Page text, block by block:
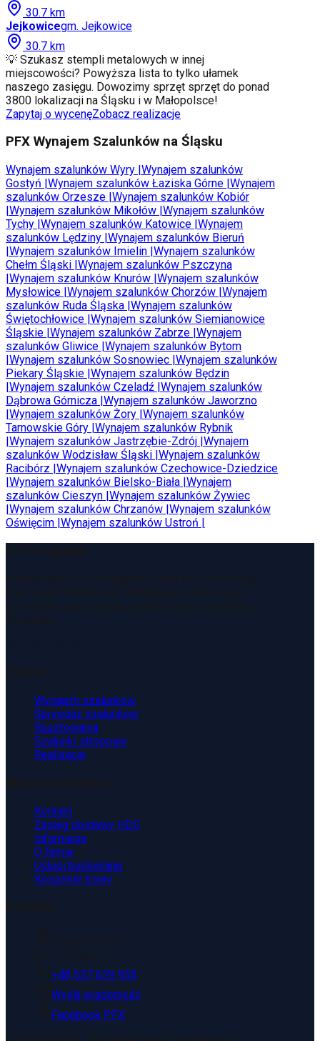
30.7 km
Jejkowicegm. Jejkowice
30.7 km
💡 Szukasz stempli metalowych w innej
miejscowości? Powyższa lista to tylko ułamek
naszego zasięgu. Dowozimy sprzęt sprzęt do ponad
3800 lokalizacji na Śląsku i w Małopolsce!
Zapytaj o wycenęZobacz realizacje
PFX Wynajem Szalunków na Śląsku
Wynajem szalunków Wyry Wynajem szalunków
Gostyń Wynajem szalunków Łaziska Górne Wynajem
szalunków Orzesze Wynajem szalunków Kobiór
Wynajem szalunków Mikołów Wynajem szalunków
Tychy Wynajem szalunków Katowice Wynajem
szalunków Lędziny Wynajem szalunków Bieruń
Wynajem szalunków Imielin Wynajem szalunków
Chełm Śląski Wynajem szalunków Pszczyna
Wynajem szalunków Knurów Wynajem szalunków
Mysłowice Wynajem szalunków Chorzów Wynajem
szalunków Ruda Śląska Wynajem szalunków
Świętochłowice Wynajem szalunków Siemianowice
Śląskie Wynajem szalunków Zabrze Wynajem
szalunków Gliwice Wynajem szalunków Bytom
Wynajem szalunków Sosnowiec Wynajem szalunków
Piekary Śląskie Wynajem szalunków Będzin
Wynajem szalunków Czeladź Wynajem szalunków
Dąbrowa Górnicza Wynajem szalunków Jaworzno
Wynajem szalunków Żory Wynajem szalunków
Tarnowskie Góry Wynajem szalunków Rybnik
Wynajem szalunków Jastrzębie-Zdrój Wynajem
szalunków Wodzisław Śląski Wynajem szalunków
Racibórz Wynajem szalunków Czechowice-Dziedzice
Wynajem szalunków Bielsko-Biała Wynajem
szalunków Cieszyn Wynajem szalunków Żywiec
Wynajem szalunków Chrzanów Wynajem szalunków
Oświęcim Wynajem szalunków Ustroń
Wynajem szalunków
Sprzedaż szalunków
Rusztowania
Szalunki stropowe
Realizacje
Kontakt
Zasięg dostawy HDS
Informacje
O firmie
Usługi budowlane
Koszenie trawy
+48 537 639 955
Wyślij wiadomość
Facebook PFX